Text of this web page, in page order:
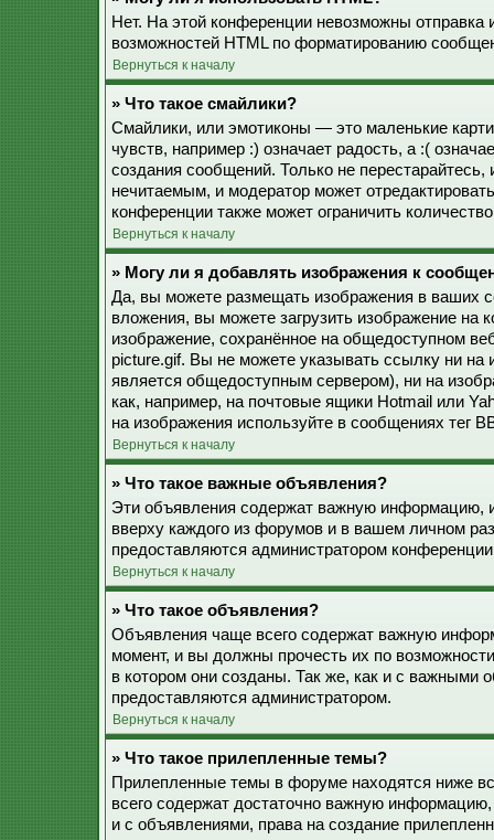
Нет. На этой конференции невозможны
возможностей HTML по форматированию
Вернуться к началу
» Что такое смайлики?
Смайлики, или эмотиконы — это маленькие
чувств, например :) означает радость, а :(
создания сообщений. Только не
нечитаемым, и модератор может
конференции также может ограничить
Вернуться к началу
» Могу ли я добавлять изображения к
Да, вы можете размещать изображения в ваших
вложения, вы можете загрузить изображение
изображение, сохранённое на общедоступном
picture.gif. Вы не можете указывать ссылку ни
является общедоступным сервером), ни на
как, например, на почтовые ящики Hotmail или
на изображения используйте в сообщениях тег
Вернуться к началу
» Что такое важные объявления?
Эти объявления содержат важную информацию,
вверху каждого из форумов и в вашем личном
предоставляются администратором
Вернуться к началу
» Что такое объявления?
Объявления чаще всего содержат важную
момент, и вы должны прочесть их по
в котором они созданы. Так же, как и с важными
предоставляются администратором.
Вернуться к началу
» Что такое прилепленные темы?
Прилепленные темы в форуме находятся ниже
всего содержат достаточно важную
и с объявлениями, права на создание